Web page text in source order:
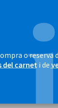
o
del carnet i de